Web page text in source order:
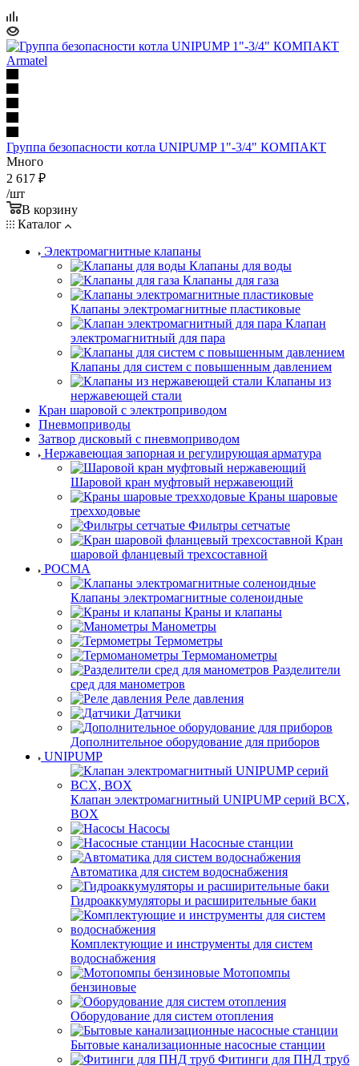
Группа безопасности котла UNIPUMP 1"-3/4" КОМПАКТ
Много
2 617 ₽
/шт
В корзину
Каталог
Электромагнитные клапаны
Клапаны для воды
Клапаны для газа
Клапаны электромагнитные пластиковые
Клапан
электромагнитный для пара
Клапаны для систем с повышенным давлением
Клапаны из
нержавеющей стали
Кран шаровой с электроприводом
Пневмоприводы
Затвор дисковый с пневмоприводом
Нержавеющая запорная и регулирующая арматура
Шаровой кран муфтовый нержавеющий
Краны шаровые
трехходовые
Фильтры сетчатые
Кран
шаровой фланцевый трехсоставной
РОСМА
Клапаны электромагнитные соленоидные
Краны и клапаны
Манометры
Термометры
Термоманометры
Разделители
сред для манометров
Реле давления
Датчики
Дополнительное оборудование для приборов
UNIPUMP
Клапан электромагнитный UNIPUMP серий BCX,
BOX
Насосы
Насосные станции
Автоматика для систем водоснабжения
Гидроаккумуляторы и расширительные баки
Комплектующие и инструменты для систем
водоснабжения
Мотопомпы
бензиновые
Оборудование для систем отопления
Бытовые канализационные насосные станции
Фитинги для ПНД труб